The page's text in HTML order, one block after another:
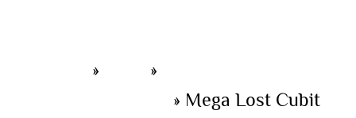
» »
» Mega Lost Cubit